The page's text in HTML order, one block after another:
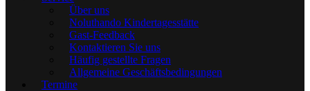
Über uns
Noluthando Kindertagesstätte
Gast-Feedback
Kontaktieren Sie uns
Häufig gestellte Fragen
Allgemeine Geschäftsbedingungen
Termine